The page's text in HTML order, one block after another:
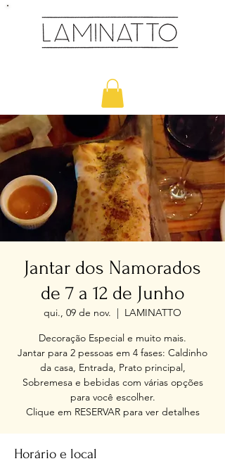
Jantar dos Namorados
de 7 a 12 de Junho
qui., 09 de nov.
  |
LAMINATTO
Decoração Especial e muito mais.
Jantar para 2 pessoas em 4 fases: Caldinho
da casa, Entrada, Prato principal,
Sobremesa e bebidas com várias opções
para você escolher.
Clique em RESERVAR para ver detalhes
Horário e local